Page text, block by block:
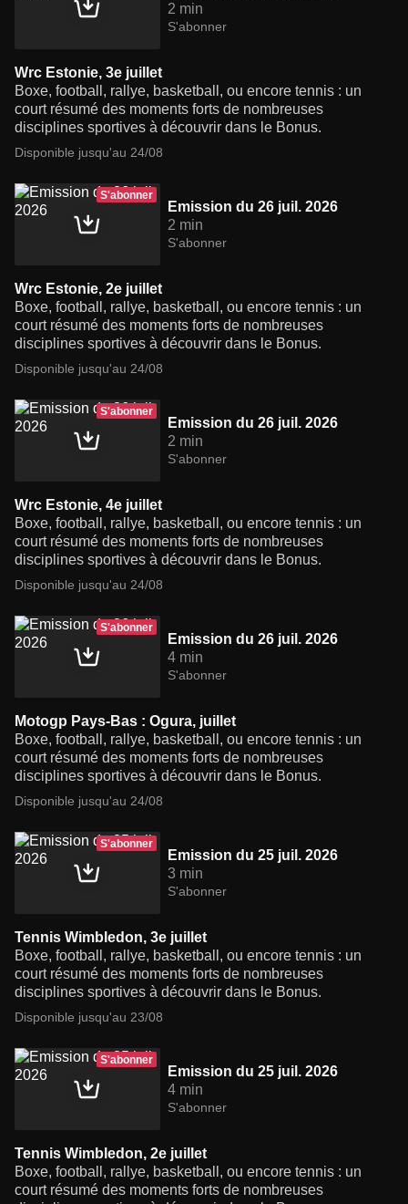
2 min
S'abonner
Wrc Estonie, 3e juillet
Boxe, football, rallye, basketball, ou encore tennis : un
court résumé des moments forts de nombreuses
disciplines sportives à découvrir dans le Bonus.
Disponible jusqu'au 24/08
S'abonner
Emission du 26 juil. 2026
2 min
S'abonner
Wrc Estonie, 2e juillet
Boxe, football, rallye, basketball, ou encore tennis : un
court résumé des moments forts de nombreuses
disciplines sportives à découvrir dans le Bonus.
Disponible jusqu'au 24/08
S'abonner
Emission du 26 juil. 2026
2 min
S'abonner
Wrc Estonie, 4e juillet
Boxe, football, rallye, basketball, ou encore tennis : un
court résumé des moments forts de nombreuses
disciplines sportives à découvrir dans le Bonus.
Disponible jusqu'au 24/08
S'abonner
Emission du 26 juil. 2026
4 min
S'abonner
Motogp Pays-Bas : Ogura, juillet
Boxe, football, rallye, basketball, ou encore tennis : un
court résumé des moments forts de nombreuses
disciplines sportives à découvrir dans le Bonus.
Disponible jusqu'au 24/08
S'abonner
Emission du 25 juil. 2026
3 min
S'abonner
Tennis Wimbledon, 3e juillet
Boxe, football, rallye, basketball, ou encore tennis : un
court résumé des moments forts de nombreuses
disciplines sportives à découvrir dans le Bonus.
Disponible jusqu'au 23/08
S'abonner
Emission du 25 juil. 2026
4 min
S'abonner
Tennis Wimbledon, 2e juillet
Boxe, football, rallye, basketball, ou encore tennis : un
court résumé des moments forts de nombreuses